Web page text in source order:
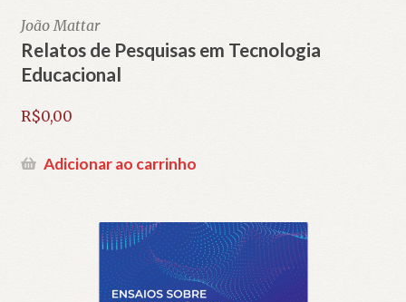
João Mattar
Relatos de Pesquisas em Tecnologia
Educacional
R$0,00
Adicionar ao carrinho